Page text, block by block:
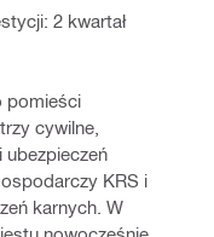
2 kwartał
pomieści
cywilne,
ubezpieczeń
KRS i
karnych. W